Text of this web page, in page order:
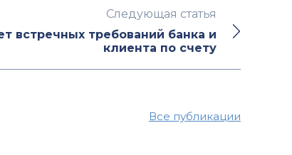
Следующая статья
встречных требований банка и
клиента по счету
Все публикации